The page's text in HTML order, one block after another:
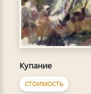
Купание
СТОИМОСТЬ